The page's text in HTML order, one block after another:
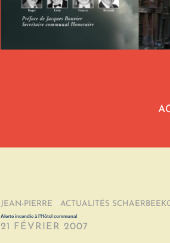
JEAN-PIERRE / ACTUALITÉS
Alerte incendie à l’Hôtel communal
21 FÉVRIER 2007